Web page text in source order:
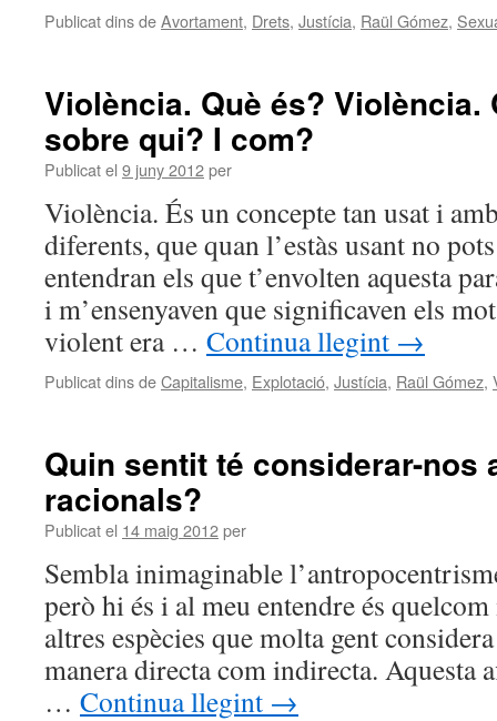
Publicat dins deAvortament, Drets, Justícia, Raül Gómez,
Violència. Què és? Violència.
sobre qui? I com?
Publicat el 9 juny 2012per
Violència. És un concepte tan usat i
diferents, que quan l’estàs usant no
entendran els que t’envolten aquesta
i m’ensenyaven que significaven els
violent era … Continua llegint →
Publicat dins deCapitalisme, Explotació, Justícia, Raül Gómez,
Quin sentit té considerar-nos
racionals?
Publicat el 14 maig 2012per
Sembla inimaginable
però hi és i al meu entendre és
altres espècies que molta gent
manera directa com indirecta. Aquesta
… Continua llegint →